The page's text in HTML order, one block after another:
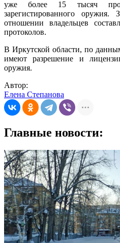
уже более 15 тысяч
зарегистированного
отношении владельцев
протоколов.
В Иркутской области, по
имеют разрешение и
оружия.
Автор:
Елена Степанова
Главные новости: